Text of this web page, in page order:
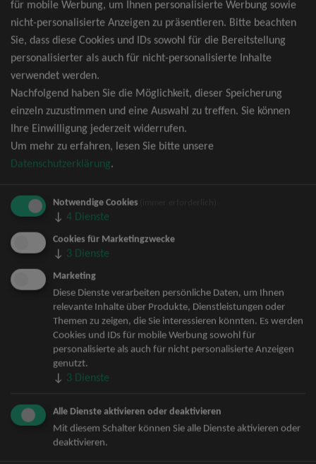
TOP-Events
André Rieu Tickets
David Garrett Tickets
Andrea Berg Tickets
Backstreet Boys Tickets
Unheilig Tickets
Santiano Tickets
Bryan Adams Tickets
Andreas Gabalier Tickets
Die Fantastischen Vier Tickets
Herbert Grönemeyer Tickets
Deep Purple Tickets
Howard Carpendale Tickets
Jan Delay & Disko No.1 Tickets
Pur Tickets
Bob Dylan Tickets
Mark Forster Tickets
The Prodigy Tickets
Niedeckens BAP Tickets
Judas Priest Tickets
für mobile Werbung, um Ihnen personalisierte Werbung sowie
nicht-personalisierte Anzeigen zu präsentieren. Bitte beachten
Sie, dass diese Cookies und IDs sowohl für die Bereitstellung
personalisierter als auch für nicht-personalisierte Inhalte
verwendet werden.
Nachfolgend haben Sie die Möglichkeit, dieser Speicherung
einzeln zuzustimmen und eine Auswahl zu treffen. Sie können
Ihre Einwilligung jederzeit widerrufen.
Um mehr zu erfahren, lesen Sie bitte unsere
Datenschutzerklärung.
Notwendige Cookies
↓ 4 Dienste
Cookies für Marketingzwecke
↓ 3 Dienste
Marketing
Diese Dienste verarbeiten persönliche Daten, um Ihnen
relevante Inhalte über Produkte, Dienstleistungen oder
Themen zu zeigen, die Sie interessieren könnten. Es werden
Cookies und IDs für mobile Werbung sowohl für
personalisierte als auch für nicht personalisierte Anzeigen
genutzt.
↓ 3 Dienste
Alle Dienste aktivieren oder deaktivieren
Mit diesem Schalter können Sie alle Dienste aktivieren oder
deaktivieren.